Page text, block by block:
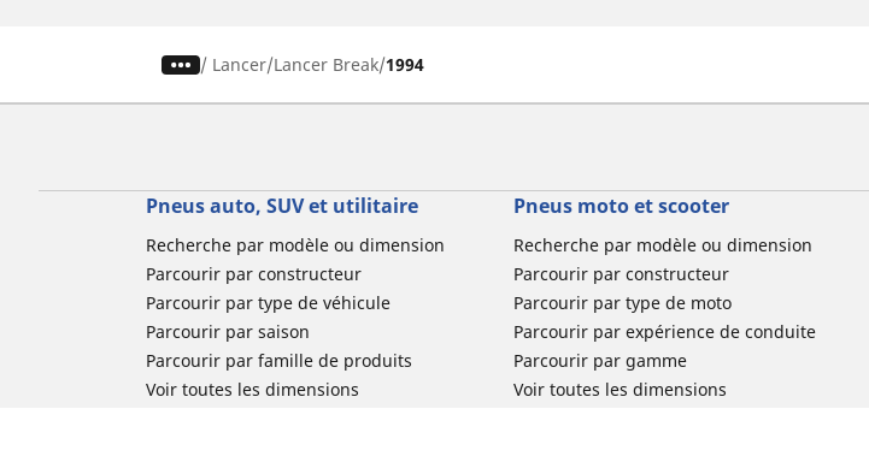
/ Lancer Lancer Break 1994
Pneus auto, SUV et utilitaire
Recherche par modèle ou dimension
Parcourir par constructeur
Parcourir par type de véhicule
Parcourir par saison
Parcourir par famille de produits
Voir toutes les dimensions
Pneus moto et scooter
Recherche par modèle ou dimension
Parcourir par constructeur
Parcourir par type de moto
Parcourir par expérience de conduite
Parcourir par gamme
Voir toutes les dimensions